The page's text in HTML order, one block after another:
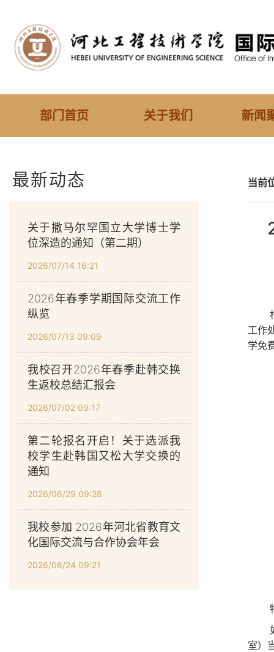
部门首页 关于我们 新闻
最新动态
关于撒马尔罕国立大学博士学
位深造的通知（第二期）
2026/07/14 16:21
2026年春季学期国际交流工作
纵览
2026/07/13 09:09
我校召开2026年春季赴韩交换
生返校总结汇报会
2026/07/02 09:17
第二轮报名开启！关于选派我
校学生赴韩国又松大学交换的
通知
2026/06/29 09:28
我校参加 2026年河北省教育文
化国际交流与合作协会年会
2026/06/24 09:21
当前
工作
学免
室）